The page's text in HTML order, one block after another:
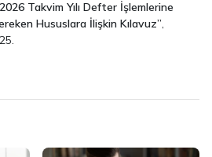
Takvim Yılı Defter İşlemlerine
Hususlara İlişkin Kılavuz”,